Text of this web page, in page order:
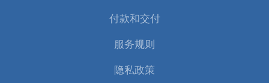
付款和交付
服务规则
隐私政策